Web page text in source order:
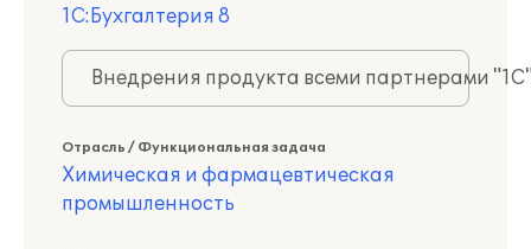
1С:Бухгалтерия 8
Внедрения продукта всеми партнерами
Отрасль / Функциональная задача
Химическая и фармацевтическая
промышленность